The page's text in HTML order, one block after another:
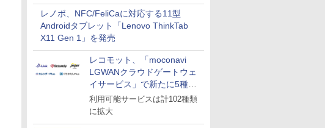
業務設計とマインドセット変
革
レノボ、NFC/FeliCaに対応する11型
Androidタブレット「Lenovo ThinkTab
X11 Gen 1」を発売
レコモット、「moconavi
LGWANクラウドゲートウェ
イサービス」で新たに5種類
のサービスと連携開始
利用可能サービスは計102種類
に拡大